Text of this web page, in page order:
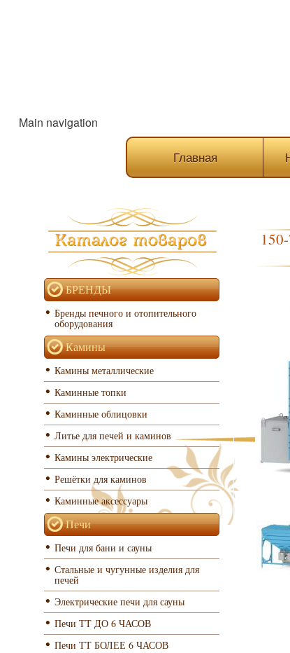
Main navigation
Главная
БРЕНДЫ
Бренды печного и отопительного
оборудования
Камины
Камины металлические
Каминные топки
Каминные облицовки
Литье для печей и каминов
Камины электрические
Решётки для каминов
Каминные аксессуары
Печи
Печи для бани и сауны
Стальные и чугунные изделия для
печей
Электрические печи для сауны
Печи ТТ ДО 6 ЧАСОВ
Печи ТТ БОЛЕЕ 6 ЧАСОВ